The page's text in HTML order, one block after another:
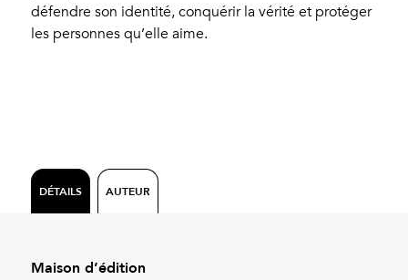
défendre son identité, conquérir la vérité et protéger
les personnes qu’elle aime.
DÉTAILS AUTEUR
Maison d’édition